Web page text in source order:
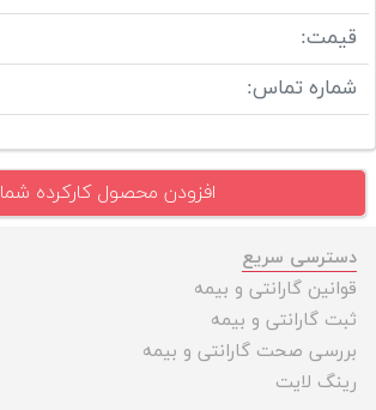
قیمت:
شماره تماس:
افزودن محصول کارکرده شما
دسترسی سریع
قوانین گارانتی و بیمه
ثبت گارانتی و بیمه
بررسی صحت گارانتی و بیمه
رینگ لایت